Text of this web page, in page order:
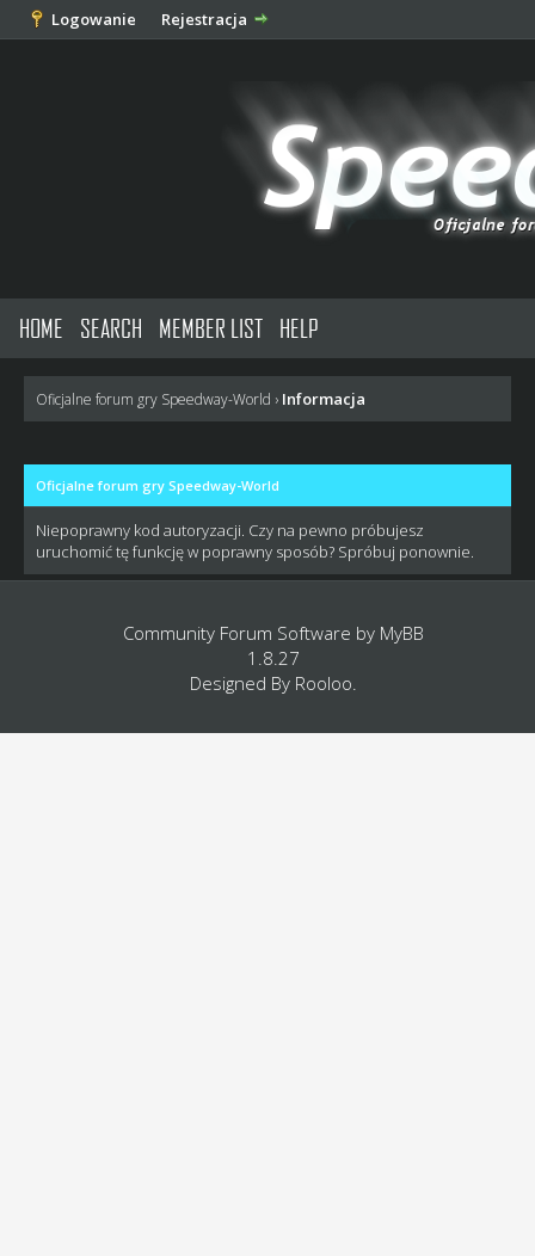
Logowanie Rejestracja
HOME SEARCH MEMBER LIST HELP
Oficjalne forum gry Speedway-World › Informacja
Oficjalne forum gry Speedway-World
Niepoprawny kod autoryzacji. Czy na pewno próbujesz
uruchomić tę funkcję w poprawny sposób? Spróbuj ponownie.
Community Forum Software by MyBB
1.8.27
Designed By Rooloo.